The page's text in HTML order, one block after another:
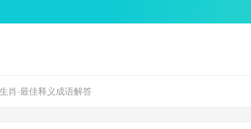
肖·最佳释义成语解答